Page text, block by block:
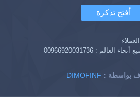
أفتح تذكرة
أنحاء العالم : 00966920031736
DIMOFINF بواسطة